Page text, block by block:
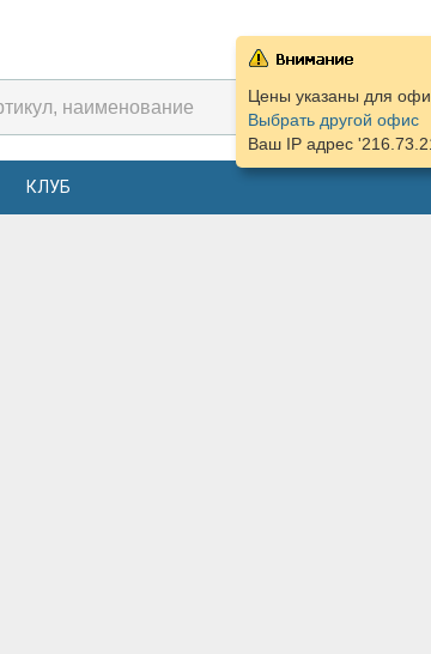
КЛУБ
Цены указаны для
Выбрать другой офис
Ваш IP адрес